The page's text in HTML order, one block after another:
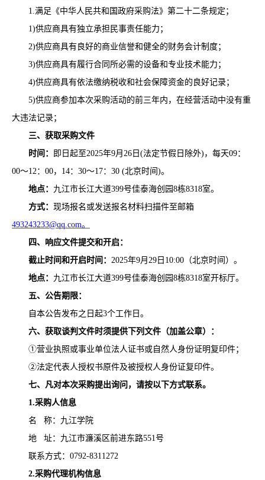
1.满足《中华人民共和国政府采购法》第二十二条规定；
1)供应商具有独立承担民事责任能力；
2)供应商具有良好的商业信誉和健全的财务会计制度；
3)供应商具有履行合同所必需的设备和专业技术能力；
4)供应商具有依法缴纳税收和社会保障资金的良好记录；
5)供应商参加本次采购活动的前三年内，在经营活动中没有重
大违法记录；
三、获取采购文件
时间：
即日起至2025年9月26日 (法定节假日除外)，每天09：
00～1 2 ： 00，14：30～17： 30 (北京时间)。
地点： 九江市长江大道399号佳泰海创园8栋8318室。
方式： 现场报名或发送报名材料扫描件至邮箱
493243233@qq.com。
四、 响应文件提交和开启：
截止时间和开启时间： 2025年9月 29 日 10:00（北京时间）。
地点： 九江市长江大道399号佳泰海创园8栋8318室开标厅。
五、公告期限：
自本公告发布之日起3个工作日。
六、 获取谈判文件时须提供下列文件（加盖公章）：
①营业执照或事业单位法人证书或自然人身份证明复印件；
②法定代表人授权书原件及被授权人身份证复印件。
七、凡对本次采购提出询问，请按以下方式联系。
1.采购人信息
名
称： 九江学院
地
址： 九江市濂溪区前进东路551号
联系方式： 0792-8311272
2.采购代理机构信息